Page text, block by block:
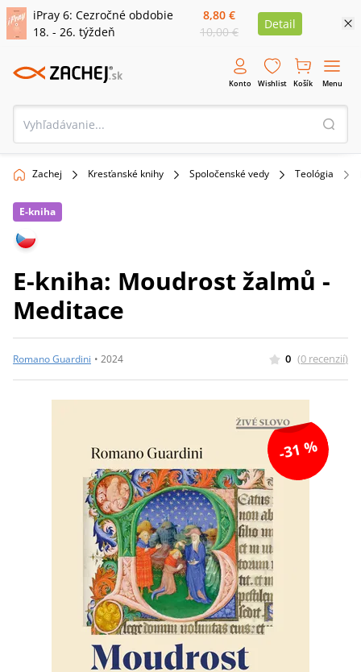
iPray 6: Cezročné obdobie
18. - 26. týždeň
8,80 €
10,00 €
Detail
Konto Wishlist Košík Menu
Zachej Kresťanské knihy Spoločenské vedy Teológia
E-kniha
E-kniha: Moudrost žalmů -
Meditace
Romano Guardini • 2024 0 (0 recenzií)
-31 %